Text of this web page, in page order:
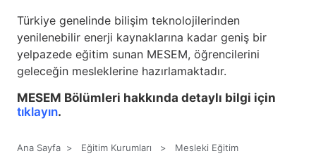
Türkiye genelinde bilişim teknolojilerinden
yenilenebilir enerji kaynaklarına kadar geniş bir
yelpazede eğitim sunan MESEM, öğrencilerini
geleceğin mesleklerine hazırlamaktadır.
MESEM Bölümleri hakkında detaylı bilgi için
tıklayın.
Ana Sayfa > Eğitim Kurumları >
Mesleki Eğitim